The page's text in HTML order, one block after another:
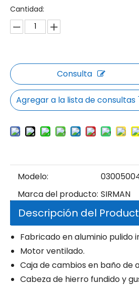
Cantidad:
Consulta
Agregar a la lista de consultas
Modelo:
Marca del producto: SIRMAN
Descripción del
Fabricado en aluminio pulido
Motor ventilado.
Caja de cambios en baño de
Cabeza de hierro fundido y